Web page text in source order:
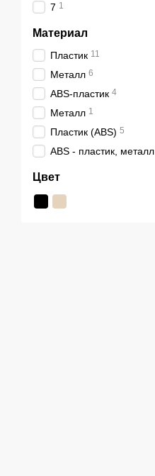
7 1
Материал
Пластик 11
Металл 6
ABS-пластик 4
Металл 1
Пластик (ABS) 5
ABS - пластик, металл
Цвет